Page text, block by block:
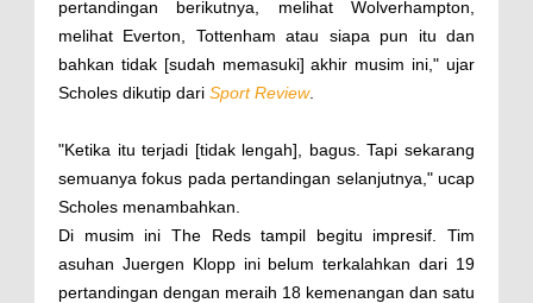
pertandingan berikutnya, melihat Wolverhampton,
melihat Everton, Tottenham atau siapa pun itu dan
bahkan tidak [sudah memasuki] akhir musim ini," ujar
Scholes dikutip dari Sport Review.
"Ketika itu terjadi [tidak lengah], bagus. Tapi sekarang
semuanya fokus pada pertandingan selanjutnya," ucap
Scholes menambahkan.
Di musim ini The Reds tampil begitu impresif. Tim
asuhan Juergen Klopp ini belum terkalahkan dari 19
pertandingan dengan meraih 18 kemenangan dan satu